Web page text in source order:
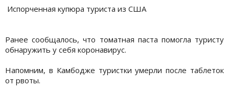
Испорченная купюра туриста из США
Ранее сообщалось, что томатная паста помогла туристу
обнаружить у себя коронавирус.
Напомним, в Камбодже туристки умерли после таблеток
от рвоты.